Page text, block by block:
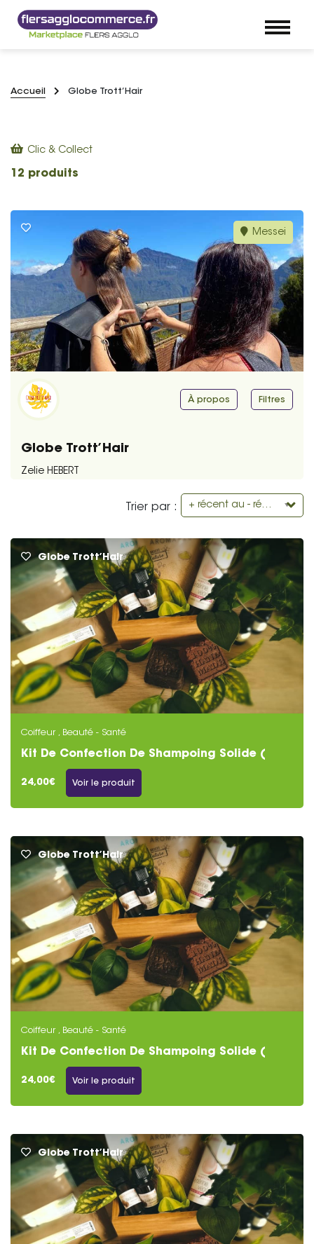
Accueil Globe Trott’Hair
Clic & Collect
12 produits
Messei
À propos Filtres
Globe Trott’Hair
Zelie HEBERT
Trier par : + récent au - récent
Globe Trott’Hair
Coiffeur , Beauté - Santé
Kit De Confection De Shampoing Solide (
Usage Quotidien )
24,00€ Voir le produit
Globe Trott’Hair
Coiffeur , Beauté - Santé
Kit De Confection De Shampoing Solide (
Cuirs Chevelus Sensibles/ Atopiques )
24,00€ Voir le produit
Globe Trott’Hair